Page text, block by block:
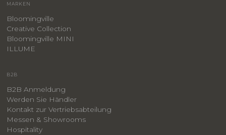
MARKEN
Bloomingville
Creative Collection
Bloomingville MINI
ILLUME
B2B
B2B Anmeldung
Werden Sie Händler
Kontakt zur Vertriebsabteilung
Messen & Showrooms
Hospitality